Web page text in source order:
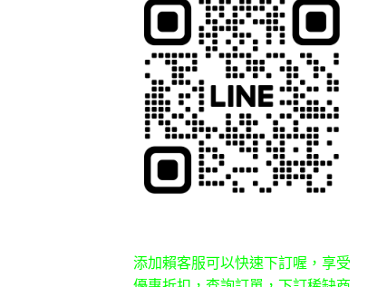
添加賴客服可以快速下訂喔，享受